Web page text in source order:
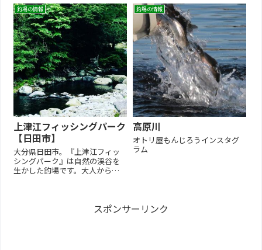
【営業時間】8:00～16:00 【定休
日 】不定休【臨時休業】悪天
候時、増水時、河川改修時など
に休業の場合あり（公式HPを参
照）【釣 方】え...
ャンプサイトがメインのキャン
プ場。フライフィッシング、ル
アーフィッシング専用ポンド
（池）とファミリー釣り場（エ
サ釣り）があり、大人から子ど
もまで楽し...
釣場の情報
上津江フィッシングパーク
【日田市】
大分県日田市。『上津江フィッ
シングパーク』は自然の渓谷を
生かした釣場です。大人からお
日：毎週水曜日（７月～８月の
釣場の情報
高原川
オトリ屋もんじろうインスタグ
ラム
スポンサーリンク